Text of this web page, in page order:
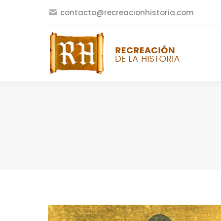
contacto@recreacionhistoria.com